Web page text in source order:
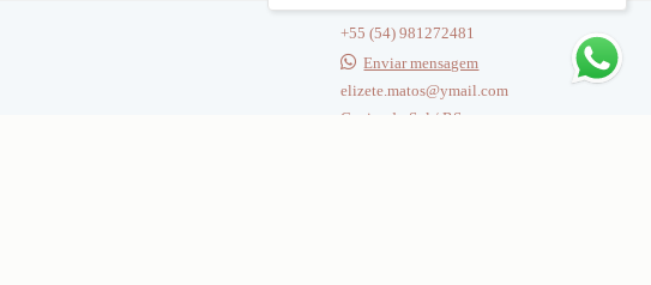
+55 (54) 981272481
Enviar mensagem
elizete.matos@ymail.com
Caxias do Sul / RS